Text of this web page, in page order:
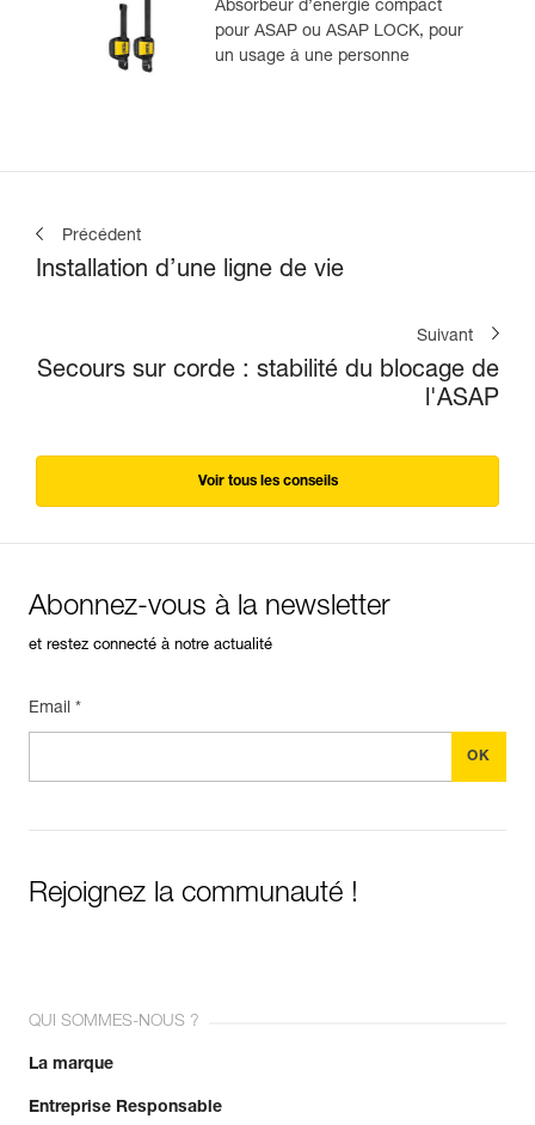
Absorbeur d’énergie compact
pour ASAP ou ASAP LOCK, pour
un usage à une personne
Précédent
Installation d’une ligne de vie
Suivant
Secours sur corde : stabilité du blocage de
l'ASAP
Voir tous les conseils
Abonnez-vous à la newsletter
et restez connecté à notre actualité
Email *
Rejoignez la communauté !
QUI SOMMES-NOUS ?
La marque
Entreprise Responsable